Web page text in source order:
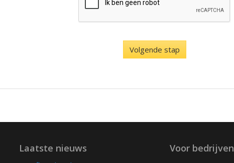
Laatste nieuws Voor bedrijven